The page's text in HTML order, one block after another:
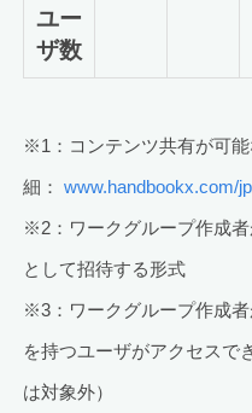
ユー
ザ数
※1：コンテンツ共有が可
細：www.handbookx.com/
※2：ワークグループ作成
として招待する形式
※3：ワークグループ作成
を持つユーザがアクセスで
は対象外）